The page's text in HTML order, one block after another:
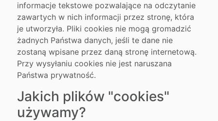
informacje tekstowe pozwalające na odczytanie
zawartych w nich informacji przez stronę, która
je utworzyła. Pliki cookies nie mogą gromadzić
żadnych Państwa danych, jeśli te dane nie
zostaną wpisane przez daną stronę internetową.
Przy wysyłaniu cookies nie jest naruszana
Państwa prywatność.
Jakich plików "cookies"
używamy?